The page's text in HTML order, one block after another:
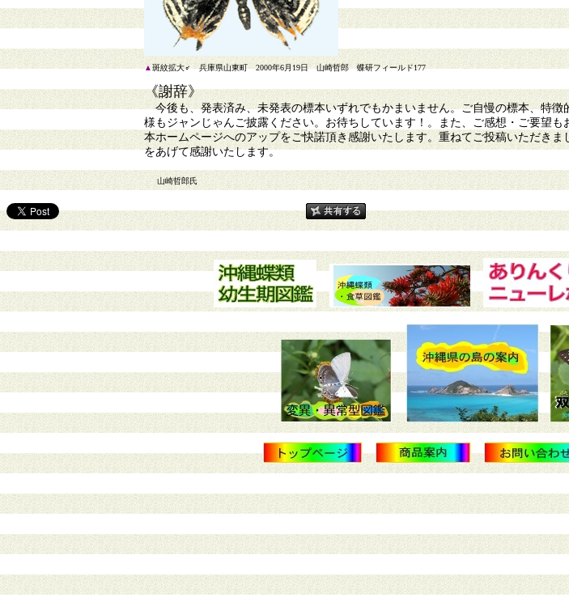
▲斑紋拡大♂ 兵庫県山東町 2000年6月19日 山崎哲郎 蝶研フィールド177
《謝辞》
今後も、発表済み、未発表の標本いずれでもかまいません。ご自慢の標本、特
様もジャンじゃんご披露ください。お待ちしています！。また、ご感想・ご要望も
本ホームページへのアップをご快諾頂き感謝いたします。重ねてご投稿いただき
をあげて感謝いたします。
山崎哲郎氏